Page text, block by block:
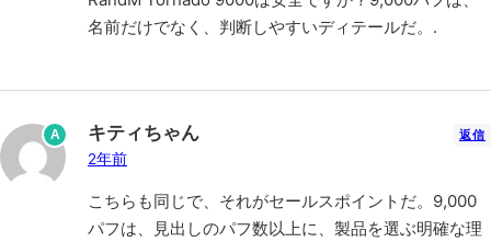
名前だけでなく、判断しやすいディテールだ。.
A キティちゃん
2年前
返信
こちらも同じで、それがセールスポイントだ。9,000
パフは、見出しのパフ数以上に、製品を選ぶ明確な理